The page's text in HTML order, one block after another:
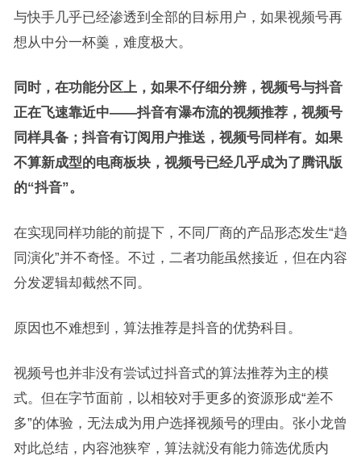
与快手几乎已经渗透到全部的目标用户，如果视频号再
想从中分一杯羹，难度极大。
同时，在功能分区上，如果不仔细分辨，视频号与抖音
正在飞速靠近中——抖音有瀑布流的视频推荐，视频号
同样具备；抖音有订阅用户推送，视频号同样有。如果
不算新成型的电商板块，视频号已经几乎成为了腾讯版
的“抖音”。
在实现同样功能的前提下，不同厂商的产品形态发生“趋
同演化”并不奇怪。不过，二者功能虽然接近，但在内容
分发逻辑却截然不同。
原因也不难想到，算法推荐是抖音的优势科目。
视频号也并非没有尝试过抖音式的算法推荐为主的模
式。但在字节面前，以相较对手更多的资源形成“差不
多”的体验，无法成为用户选择视频号的理由。张小龙曾
对此总结，内容池狭窄，算法就没有能力筛选优质内